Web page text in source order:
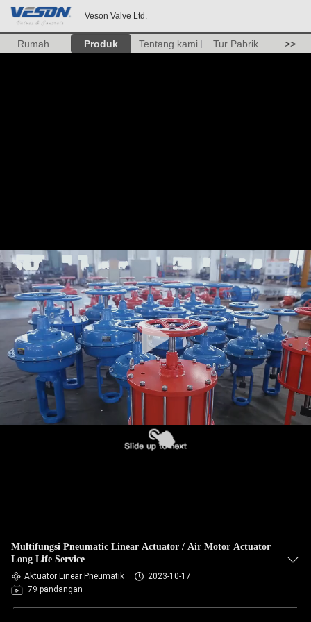
Veson Valve Ltd.
Rumah Produk Tentang kami Tur Pabrik >>
Multifungsi Pneumatic Linear Actuator / Air Motor Actuator
Long Life Service
Aktuator Linear Pneumatik
2023-10-17
79 pandangan